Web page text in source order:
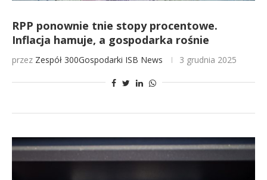
RPP ponownie tnie stopy procentowe.
Inflacja hamuje, a gospodarka rośnie
przez Zespół 300Gospodarki ISB News 3 grudnia 2025